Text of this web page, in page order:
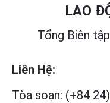
LAO
Tổng Biên
Liên Hệ:
Tòa soạn: (+84